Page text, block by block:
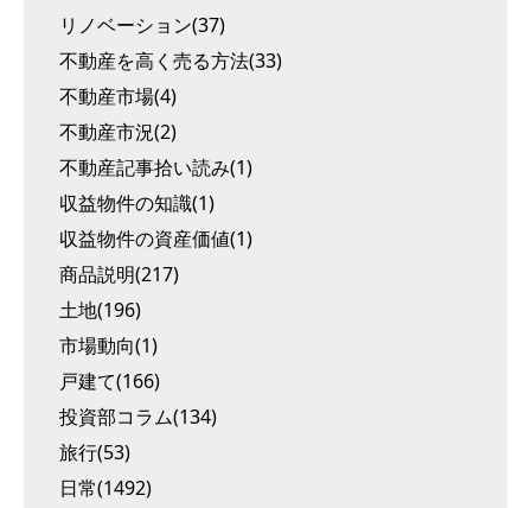
リノベーション(37)
不動産を高く売る方法(33)
不動産市場(4)
不動産市況(2)
不動産記事拾い読み(1)
収益物件の知識(1)
収益物件の資産価値(1)
商品説明(217)
土地(196)
市場動向(1)
戸建て(166)
投資部コラム(134)
旅行(53)
日常(1492)